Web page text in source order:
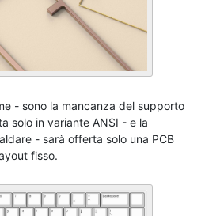
- sono la mancanza del supporto
solo in variante ANSI - e la
- sarà offerta solo una PCB
fisso.